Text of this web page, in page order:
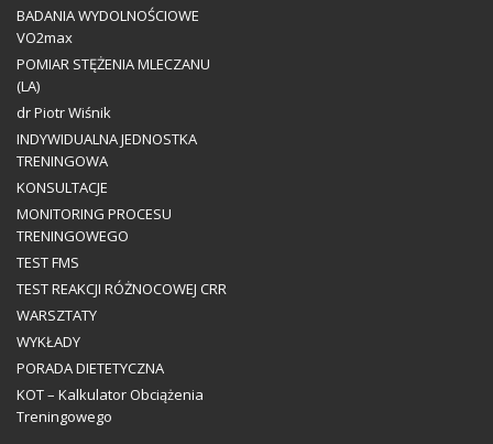
BADANIA WYDOLNOŚCIOWE
VO2max
POMIAR STĘŻENIA MLECZANU
(LA)
dr Piotr Wiśnik
INDYWIDUALNA JEDNOSTKA
TRENINGOWA
KONSULTACJE
MONITORING PROCESU
TRENINGOWEGO
TEST FMS
TEST REAKCJI RÓŻNOCOWEJ CRR
WARSZTATY
WYKŁADY
PORADA DIETETYCZNA
KOT – Kalkulator Obciążenia
Treningowego